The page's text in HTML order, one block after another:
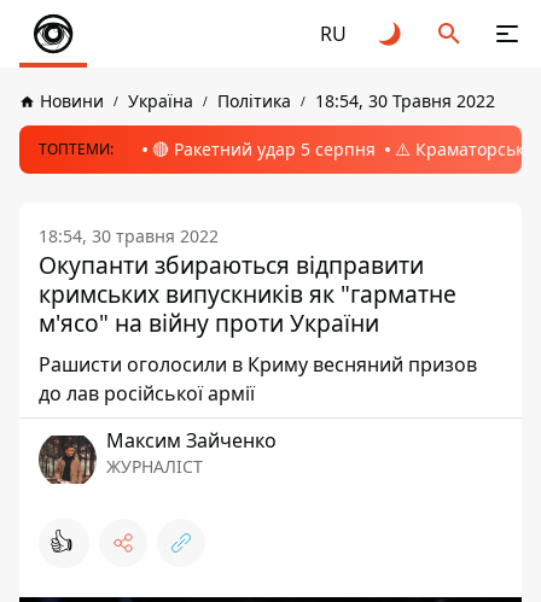
RU
Новини Україна Політика 18:54, 30 Травня 2022
ТОПТЕМИ: 🔴 Ракетний удар 5 серпня ⚠️ Краматорськ,
18:54, 30 травня 2022
Окупанти збираються відправити
кримських випускників як "гарматне
м'ясо" на війну проти України
Рашисти оголосили в Криму весняний призов
до лав російської армії
Максим Зайченко
ЖУРНАЛІСТ
👍